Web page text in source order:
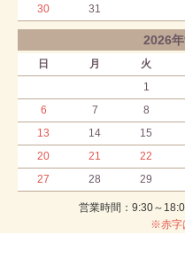
30
31
2026
日 月 火
1
6
7 8
13
14 15
20
21 22
27
28 29
営業時間：9:30～
※赤字